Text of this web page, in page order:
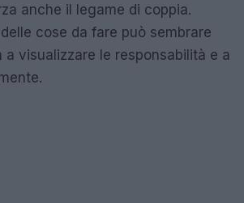
anche il legame di coppia.
cose da fare può sembrare
a visualizzare le responsabilità e a